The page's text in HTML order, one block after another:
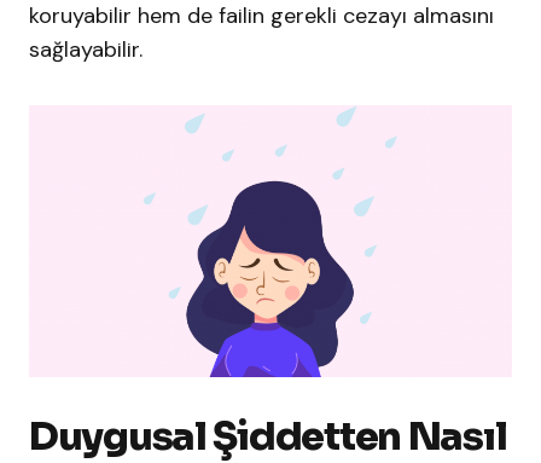
koruyabilir hem de failin gerekli cezayı almasını
sağlayabilir.
Duygusal Şiddetten Nasıl